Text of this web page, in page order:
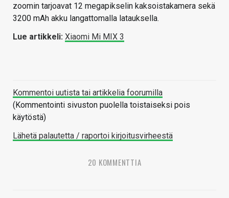
zoomin tarjoavat 12 megapikselin kaksoistakamera sekä
3200 mAh akku langattomalla latauksella.
Lue artikkeli: Xiaomi Mi MIX 3
Kommentoi uutista tai artikkelia foorumilla
(Kommentointi sivuston puolella toistaiseksi pois
käytöstä)
Lähetä palautetta / raportoi kirjoitusvirheestä
20 KOMMENTTIA